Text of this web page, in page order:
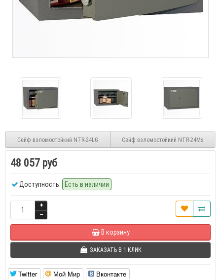
Сейф взломостойкий NTR-24LG Сейф взломостойкий NTR-24Ms
48 057 руб
Доступность: Есть в наличии
В корзину
ЗАКАЗАТЬ В 1 КЛИК
Twitter Мой Мир Вконтакте